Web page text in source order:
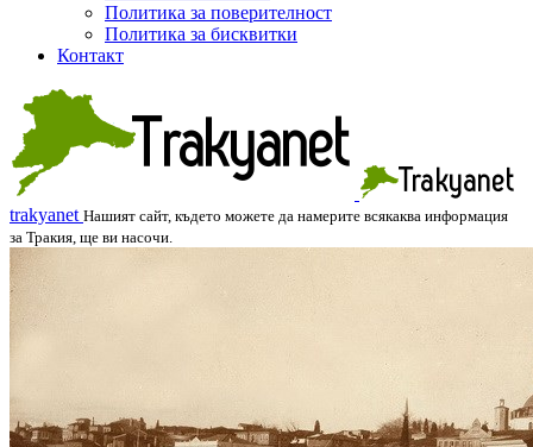
Политика за поверителност
Политика за бисквитки
Контакт
trakyanet Нашият сайт, където можете да намерите всякаква информация
за Тракия, ще ви насочи.